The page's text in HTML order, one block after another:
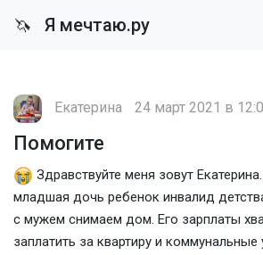
🦄 Я мечтаю.ру
Екатерина 24 март 2021 в
Помогите
Здравствуйте меня зовут
младшая дочь ребенок инвалид
с мужем снимаем дом. Его зарплаты
заплатить за квартиру и коммунальные